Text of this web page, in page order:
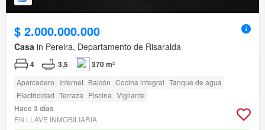
$ 2.000.000.000
Casa in Pereira, Departamento de Risaralda
4 3,5 370 m²
Aparcadero Internet Balcón Cocina integral Tanque de agua
Electricidad Terraza Piscina Vigilante
Hace 3 días
EN LLAVE INMOBILIARIA